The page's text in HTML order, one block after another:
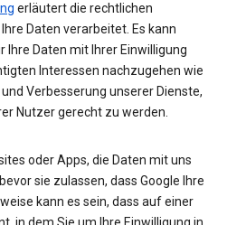
erläutert die rechtlichen
Daten verarbeitet. Es kann
Ihre Daten mit Ihrer Einwilligung
Interessen nachzugehen wie
Verbesserung unserer Dienste,
Nutzer gerecht zu werden.
oder Apps, die Daten mit uns
sie zulassen, dass Google Ihre
kann es sein, dass auf einer